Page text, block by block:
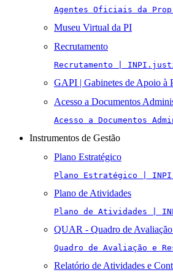
Agentes Oficiais da
Museu Virtual da PI
Recrutamento
Recrutamento |
GAPI | Gabinetes de Apoio à
Acesso a Documentos
Acesso a Documentos
Instrumentos de Gestão
Plano Estratégico
Plano Estratégico |
Plano de Atividades
Plano de Atividades |
QUAR - Quadro de
Quadro de Avaliação e
Relatório de Atividades e